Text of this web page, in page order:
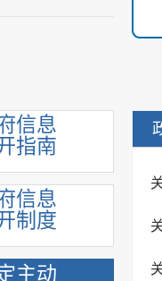
信息
指南
信息
制度
主动